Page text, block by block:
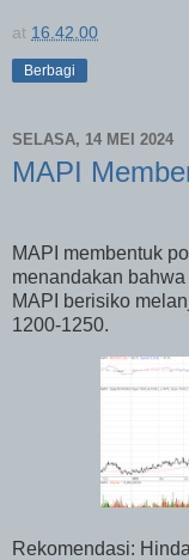
at 16.42.00
Berbagi
SELASA, 14 MEI 2024
MAPI
MAPI membentuk
menandakan
MAPI berisiko
1200-1250.
Rekomendasi: